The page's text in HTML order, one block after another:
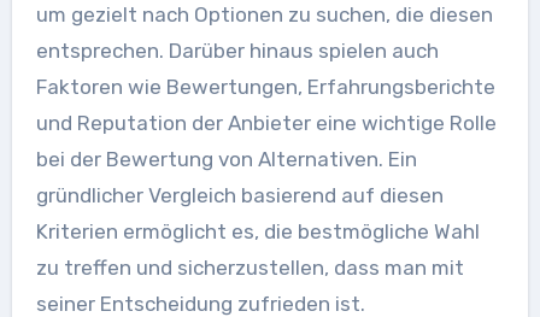
um gezielt nach Optionen zu suchen, die diesen
entsprechen. Darüber hinaus spielen auch
Faktoren wie Bewertungen, Erfahrungsberichte
und Reputation der Anbieter eine wichtige Rolle
bei der Bewertung von Alternativen. Ein
gründlicher Vergleich basierend auf diesen
Kriterien ermöglicht es, die bestmögliche Wahl
zu treffen und sicherzustellen, dass man mit
seiner Entscheidung zufrieden ist.